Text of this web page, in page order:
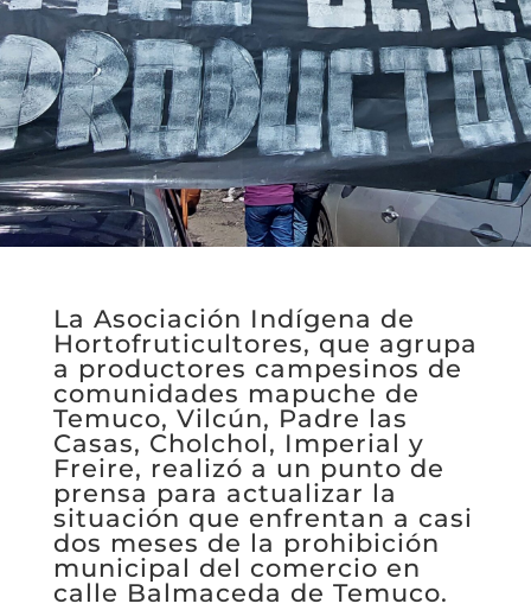
La Asociación Indígena de
Hortofruticultores, que agrupa
a productores campesinos de
comunidades mapuche de
Temuco, Vilcún, Padre las
Casas, Cholchol, Imperial y
Freire, realizó a un punto de
prensa para actualizar la
situación que enfrentan a casi
dos meses de la prohibición
municipal del comercio en
calle Balmaceda de Temuco.